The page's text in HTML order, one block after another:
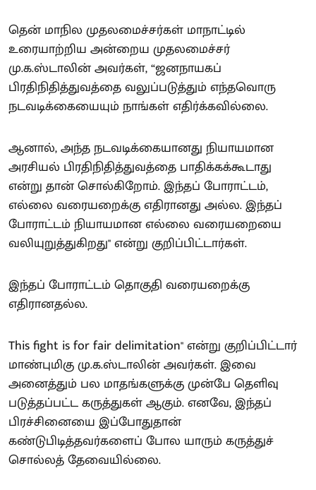
தென் மாநில முதலமைச்சர்கள் மாநாட்டில்
உரையாற்றிய அன்றைய முதலமைச்சர்
மு.க.ஸ்டாலின் அவர்கள், “ஜனநாயகப்
பிரதிநிதித்துவத்தை வலுப்படுத்தும் எந்தவொரு
நடவடிக்கையையும் நாங்கள் எதிர்க்கவில்லை.
ஆனால், அந்த நடவடிக்கையானது நியாயமான
அரசியல் பிரதிநிதித்துவத்தை பாதிக்கக்கூடாது
என்று தான் சொல்கிறோம். இந்தப் போராட்டம்,
எல்லை வரையறைக்கு எதிரானது அல்ல. இந்தப்
போராட்டம் நியாயமான எல்லை வரையறையை
வலியுறுத்துகிறது" என்று குறிப்பிட்டார்கள்.
இந்தப் போராட்டம் தொகுதி வரையறைக்கு
எதிரானதல்ல.
This fight is for fair delimitation" என்று குறிப்பிட்டார்
மாண்புமிகு மு.க.ஸ்டாலின் அவர்கள். இவை
அனைத்தும் பல மாதங்களுக்கு முன்பே தெளிவு
படுத்தப்பட்ட கருத்துகள் ஆகும். எனவே, இந்தப்
பிரச்சினையை இப்போதுதான்
கண்டுபிடித்தவர்களைப் போல யாரும் கருத்துச்
சொல்லத் தேவையில்லை.